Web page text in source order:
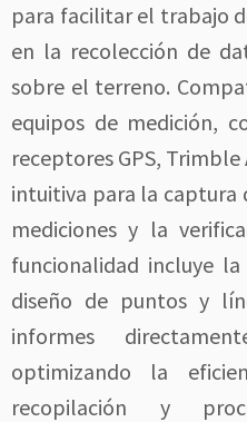
para facilitar el trabajo
en la recolección de
sobre el terreno.
equipos de medición,
receptores GPS,
intuitiva para la captura
mediciones y la
funcionalidad incluye
diseño de puntos y
informes
optimizando la
recopilación y